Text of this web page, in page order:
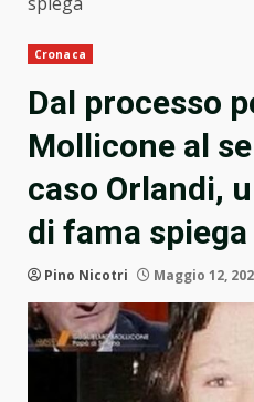
Cronaca
Dal processo
Mollicone al
caso Orlandi,
di fama spiega
Pino Nicotri Maggio 12,